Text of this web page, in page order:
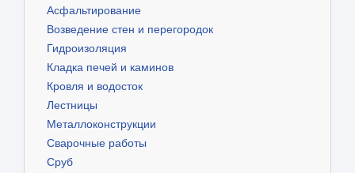
Асфальтирование
Возведение стен и перегородок
Гидроизоляция
Кладка печей и каминов
Кровля и водосток
Лестницы
Металлоконструкции
Сварочные работы
Сруб